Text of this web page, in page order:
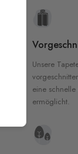
Unsere
eine
ermöglicht.